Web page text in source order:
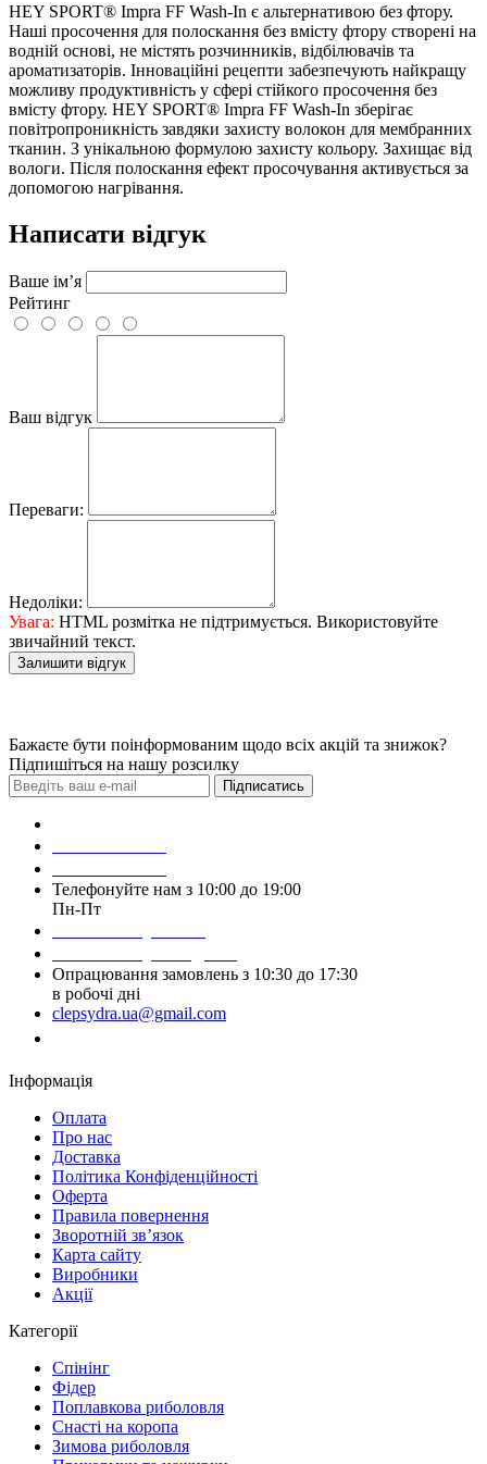
HEY SPORT® Impra FF Wash-In є альтернативою без фтору.
Наші просочення для полоскання без вмісту фтору створені на
водній основі, не містять розчинників, відбілювачів та
ароматизаторів. Інноваційні рецепти забезпечують найкращу
можливу продуктивність у сфері стійкого просочення без
вмісту фтору. HEY SPORT® Impra FF Wash-In зберігає
повітропроникність завдяки захисту волокон для мембранних
тканин. З унікальною формулою захисту кольору. Захищає від
вологи. Після полоскання ефект просочування активується за
допомогою нагрівання.
Написати відгук
Ваше ім’я
Рейтинг
Ваш відгук
Переваги:
Недоліки:
Увага: HTML розмітка не підтримується. Використовуйте
звичайний текст.
Залишити відгук
Бажаєте бути поінформованим щодо всіх акцій та знижок?
Підпишіться на нашу розсилку
Підписатись
Телефонуйте нам з 10:00 до 19:00
Пн-Пт
Опрацювання замовлень з 10:30 до 17:30
в робочі дні
clepsydra.ua@gmail.com
Інформація
Оплата
Про нас
Доставка
Політика Конфіденційності
Оферта
Правила повернення
Зворотній зв’язок
Карта сайту
Виробники
Акції
Категорії
Спінінг
Фідер
Поплавкова риболовля
Снасті на коропа
Зимова риболовля